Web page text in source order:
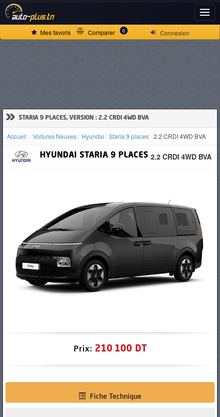
Connexion
Mes favoris Comparer 0
» STARIA 9 PLACES, VERSION : 2.2 CRDI 4WD BVA
Accueil Voitures Neuves Hyundai Staria 9 places 2.2 CRDI 4WD BVA
HYUNDAI STARIA 9 PLACES 2.2 CRDI 4WD BVA
Prix: 210 100 DT
Fiche Technique
ACCUEIL
D'OCCASION
PNEUS